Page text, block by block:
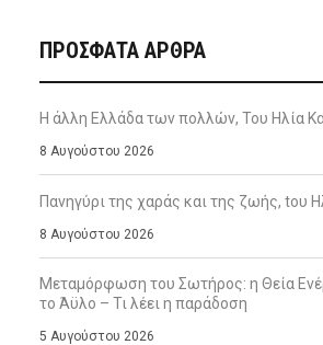
ΠΡΌΣΦΑΤΑ ΆΡΘΡΑ
Η άλλη Ελλάδα των πολλών, Του Ηλία
8 Αυγούστου 2026
Πανηγύρι της χαράς και της ζωής, tου
8 Αυγούστου 2026
Μεταμόρφωση του Σωτήρος: η Θεία
το Άϋλο – Τι λέει η παράδοση
5 Αυγούστου 2026